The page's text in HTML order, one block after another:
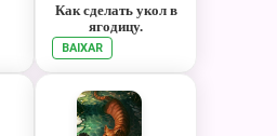
Как сделать укол в
ягодицу.
Инструкция
BAIXAR